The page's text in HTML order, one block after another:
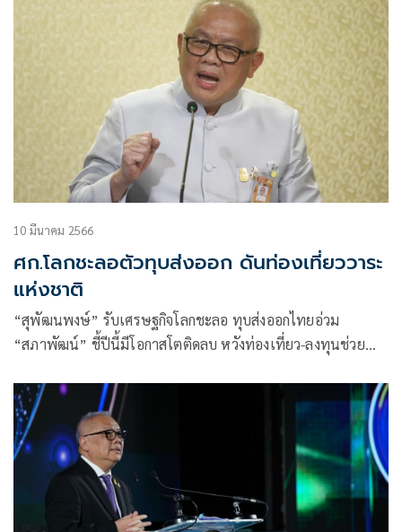
10 มีนาคม 2566
ศก.โลกชะลอตัวทุบส่งออก ดันท่องเที่ยววาระ
แห่งชาติ
“สุพัฒนพงษ์” รับเศรษฐกิจโลกชะลอ ทุบส่งออกไทยอ่วม
“สภาพัฒน์” ชี้ปีนี้มีโอกาสโตติดลบ หวังท่องเที่ยว-ลงทุนช่วย